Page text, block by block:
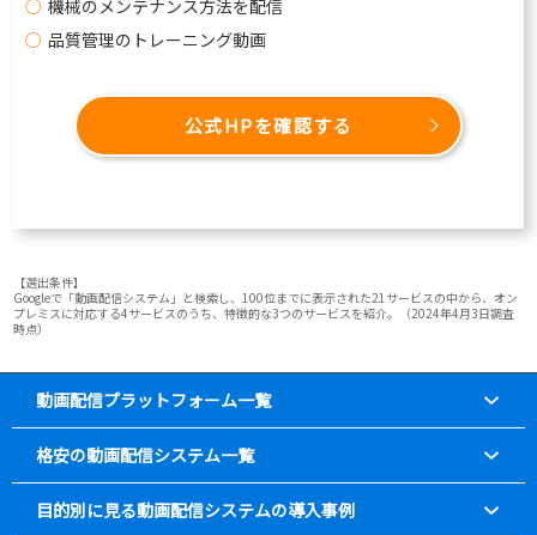
機械のメンテナンス方法を配信
品質管理のトレーニング動画
公式HPを確認する
【選出条件】
Googleで「動画配信システム」と検索し、100位までに表示された21サービスの中から、オン
プレミスに対応する4サービスのうち、特徴的な3つのサービスを紹介。（2024年4月3日調査
時点）
動画配信プラットフォーム一覧
格安の動画配信システム一覧
目的別に見る動画配信システムの導入事例